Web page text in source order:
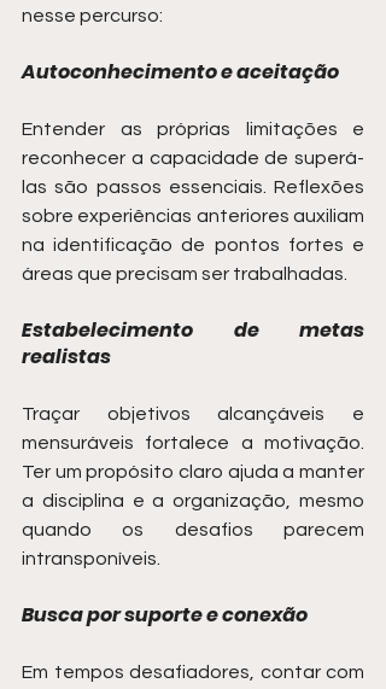
nesse percurso:
Autoconhecimento e aceitação
Entender as próprias limitações e
reconhecer a capacidade de superá-
las são passos essenciais. Reflexões
sobre experiências anteriores auxiliam
na identificação de pontos fortes e
áreas que precisam ser trabalhadas.
Estabelecimento de metas
realistas
Traçar objetivos alcançáveis e
mensuráveis fortalece a motivação.
Ter um propósito claro ajuda a manter
a disciplina e a organização, mesmo
quando os desafios parecem
intransponíveis.
Busca por suporte e conexão
Em tempos desafiadores, contar com